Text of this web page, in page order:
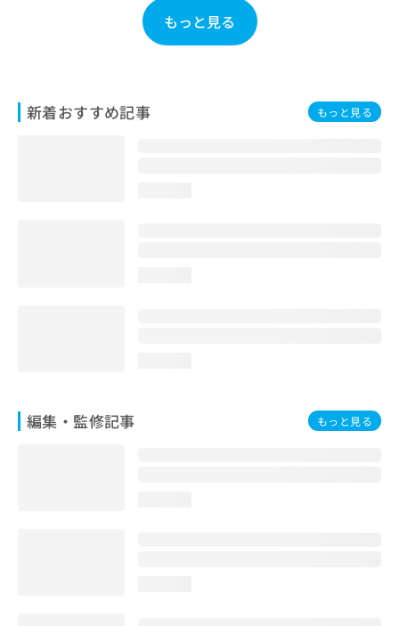
もっと見る
新着おすすめ記事 もっと見る
編集・監修記事 もっと見る
せ
は